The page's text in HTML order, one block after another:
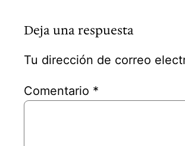
Deja una respuesta
Tu dirección de correo
Comentario *